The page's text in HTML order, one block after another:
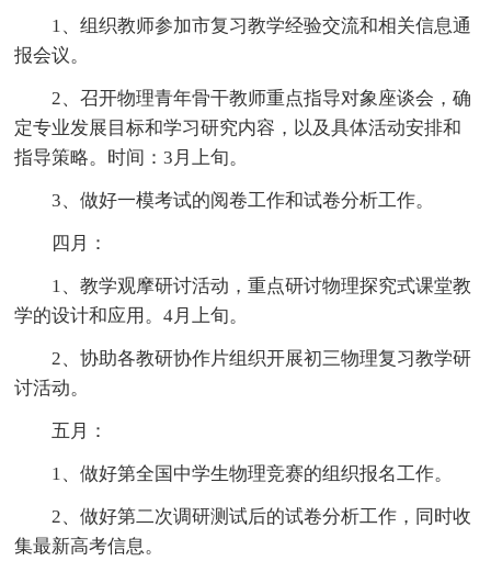
1、组织教师参加市复习教学经验交流和相关信息通
报会议。
2、召开物理青年骨干教师重点指导对象座谈会，确
定专业发展目标和学习研究内容，以及具体活动安排和
指导策略。时间：3月上旬。
3、做好一模考试的阅卷工作和试卷分析工作。
四月：
1、教学观摩研讨活动，重点研讨物理探究式课堂教
学的设计和应用。4月上旬。
2、协助各教研协作片组织开展初三物理复习教学研
讨活动。
五月：
1、做好第全国中学生物理竞赛的组织报名工作。
2、做好第二次调研测试后的试卷分析工作，同时收
集最新高考信息。